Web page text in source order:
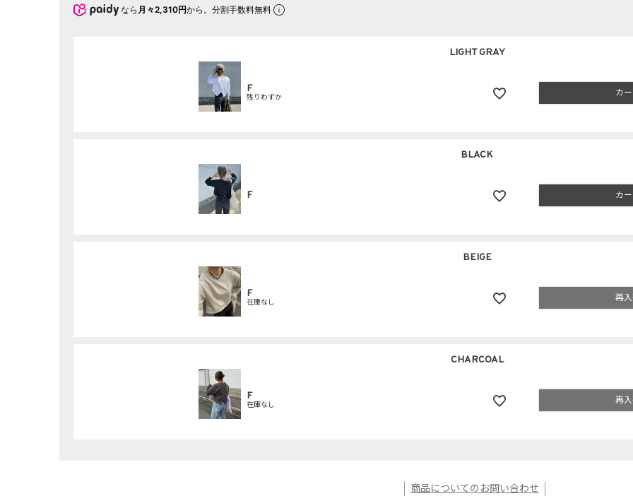
なら 月々2,310円から。分割手数料無料
LIGHT GRAY
F
残りわずか カ
BLACK
F カ
BEIGE
F
在庫なし 再
CHARCOAL
F
在庫なし 再
商品についてのお問い合わせ